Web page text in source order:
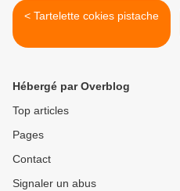
< Tartelette cokies pistache
Hébergé par Overblog
Top articles
Pages
Contact
Signaler un abus